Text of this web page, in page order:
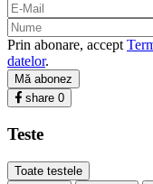
Prin abonare, accept
datelor.
Mă abonez
share 0
Teste
Toate testele